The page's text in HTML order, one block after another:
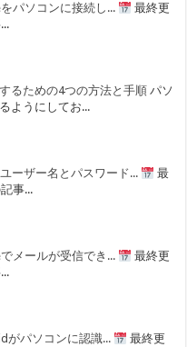
パソコンに接続し...
最終更
るための4つの方法と手順 パソ
ようにしてお...
ーザー名とパスワード...
最
事...
メールが受信でき...
最終更
がパソコンに認識...
最終更